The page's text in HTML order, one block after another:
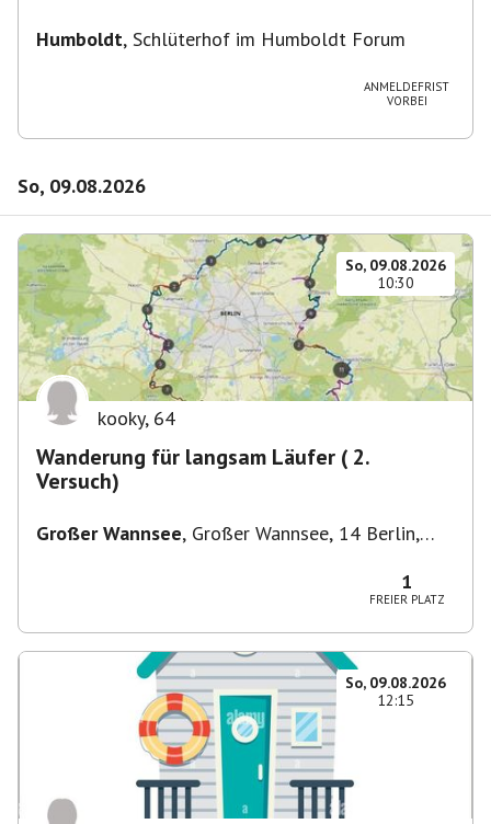
Humboldt, Schlüterhof im Humboldt Forum
ANMELDEFRIST
VORBEI
So, 09.08.2026
So, 09.08.2026
10:30
kooky, 64
Wanderung für langsam Läufer ( 2.
Versuch)
Großer Wannsee, Großer Wannsee, 14 Berlin,
1
FREIER PLATZ
So, 09.08.2026
12:15